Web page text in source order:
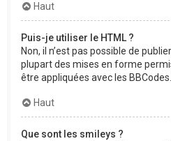
Haut
Puis-je utiliser le HTML ?
Non, il n’est pas possible de
plupart des mises en forme
être appliquées avec les BBCodes.
Haut
Que sont les smileys ?